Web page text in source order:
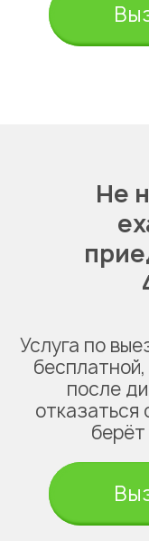
Не
Услуга по
после
отказаться